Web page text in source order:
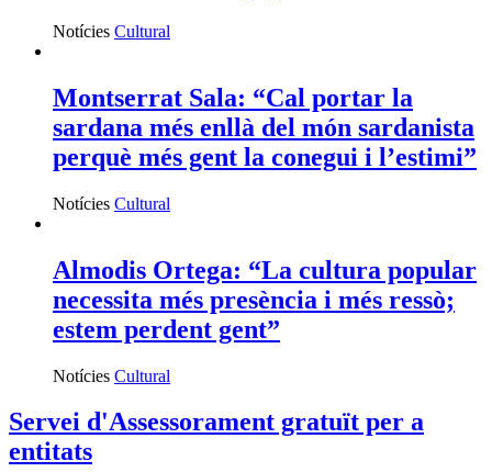
Notícies Cultural
Montserrat Sala: “Cal portar la
sardana més enllà del món sardanista
perquè més gent la conegui i l’estimi”
Notícies Cultural
Almodis Ortega: “La cultura popular
necessita més presència i més ressò;
estem perdent gent”
Notícies Cultural
Servei d'Assessorament gratuït per a
entitats